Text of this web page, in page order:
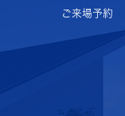
ご来場予約